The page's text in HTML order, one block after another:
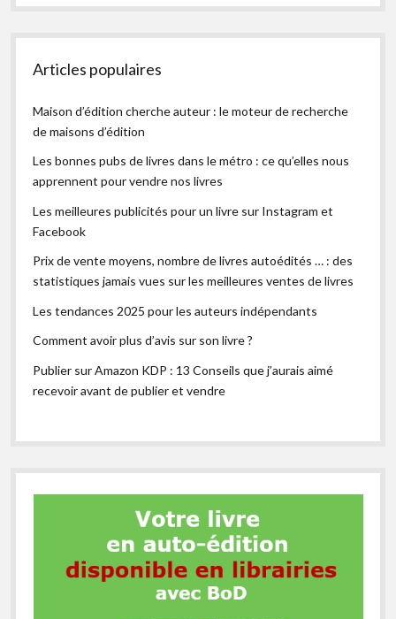
Articles populaires
Maison d’édition cherche auteur : le moteur de recherche
de maisons d’édition
Les bonnes pubs de livres dans le métro : ce qu’elles nous
apprennent pour vendre nos livres
Les meilleures publicités pour un livre sur Instagram et
Facebook
Prix de vente moyens, nombre de livres autoédités … : des
statistiques jamais vues sur les meilleures ventes de livres
Les tendances 2025 pour les auteurs indépendants
Comment avoir plus d’avis sur son livre ?
Publier sur Amazon KDP : 13 Conseils que j’aurais aimé
recevoir avant de publier et vendre